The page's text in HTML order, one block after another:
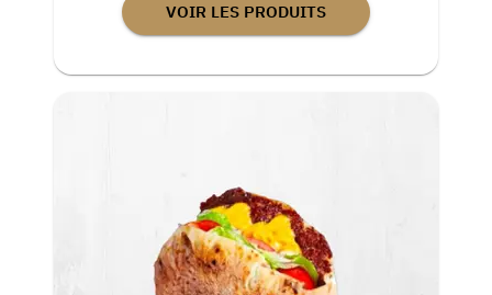
VOIR LES PRODUITS